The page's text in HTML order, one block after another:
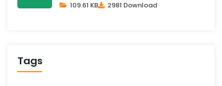
109.61 KB 2981 Download
Tags